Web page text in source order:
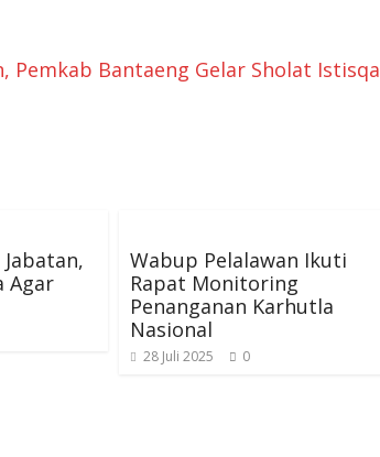
Pemkab Bantaeng Gelar Sholat Istisqa
Agar
Wabup Pelalawan Ikuti
Rapat Monitoring
Penanganan Karhutla
Nasional
28 Juli 2025 0